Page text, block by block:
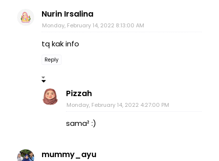
Nurin Irsalina
Monday, February 14, 2022 8:13:00 AM
tq kak info
Reply
Pizzah
Monday, February 14, 2022 4:27:00 PM
sama² :)
mummy_ayu